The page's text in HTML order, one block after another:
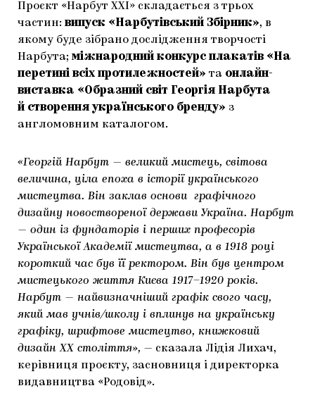
Проєкт «Нарбут ХХІ» складається з трьох
частин: випуск «Нарбутівський Збірник», в
якому буде зібрано дослідження творчості
Нарбута; міжнародний конкурс плакатів «На
перетині всіх протилежностей» та онлайн-
виставка «Образний світ Георгія Нарбута
й створення українського бренду» з
англомовним каталогом.
«Георгій Нарбут — великий мистець, світова
величина, ціла епоха в історії українського
мистецтва. Він заклав основи графічного
дизайну новоствореної держави Україна. Нарбут
— один із фундаторів і перших професорів
Української Академії мистецтва, а в 1918 році
короткий час був її ректором. Він був центром
мистецького життя Києва 1917–1920 років.
Нарбут — найвизначніший графік свого часу,
який мав учнів/школу і вплинув на українську
графіку, шрифтове мистецтво, книжковий
дизайн ХХ століття», — сказала Лідія Лихач,
керівниця проєкту, засновниця і директорка
видавництва «Родовід».